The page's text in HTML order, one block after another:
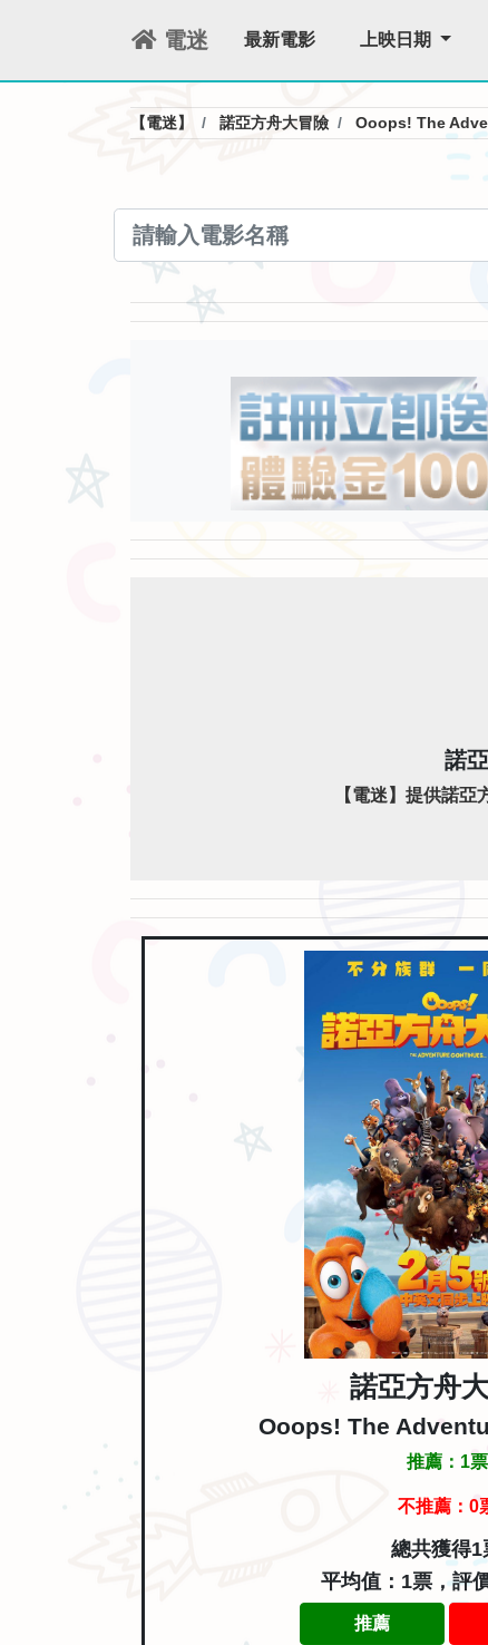
電迷 最新電影 上映日期
【電迷】 諾亞方舟大冒險 Ooops! The
諾
【電迷】提供諾
諾亞方舟
Ooops! The
推薦： 1票
不推薦： 0
總共獲得1
平均值：1票，評
推薦